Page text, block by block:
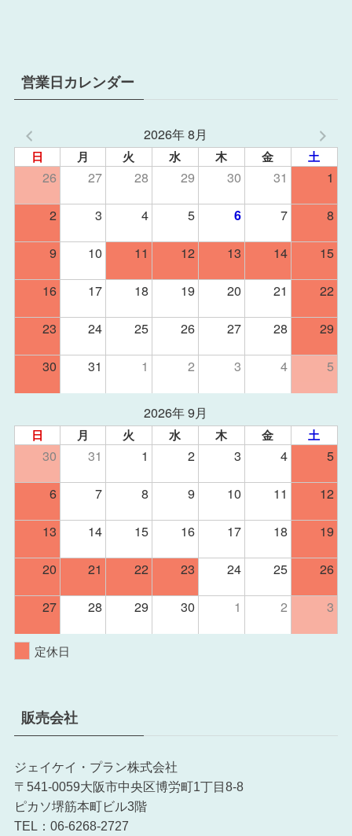
営業日カレンダー
2026年 8月
日 月 火 水 木 金 土
26 27 28 29 30 31
1
2
3 4 5 6 7
8
9
10 11 12 13 14
15
16
17 18 19 20 21
22
23
24 25 26 27 28
29
30
31 1 2 3 4 5
2026年 9月
日 月 火 水 木 金 土
30 31 1 2 3 4
5
6
7 8 9 10 11
12
13
14 15 16 17 18
19
20
21 22 23 24 25
26
27
28 29 30 1 2 3
定休日
販売会社
ジェイケイ・プラン株式会社
〒541-0059大阪市中央区博労町1丁目8-8
ピカソ堺筋本町ビル3階
TEL：06-6268-2727